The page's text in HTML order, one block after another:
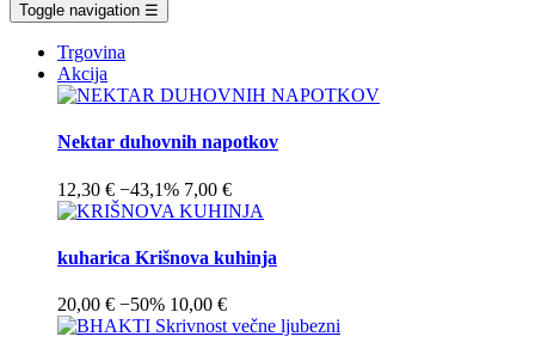
Toggle navigation ☰
Trgovina
Akcija
Nektar duhovnih napotkov
12,30 € −43,1% 7,00 €
kuharica Krišnova kuhinja
20,00 € −50% 10,00 €